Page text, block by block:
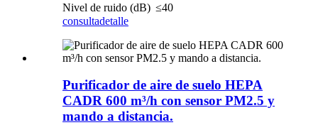
Nivel de ruido (dB) ≤40
consultadetalle
Purificador de aire de suelo HEPA
CADR 600 m³/h con sensor PM2.5 y
mando a distancia.